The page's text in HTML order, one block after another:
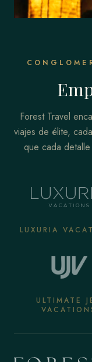
Forest Travel
viajes de élite,
que cada
LUXURIA
ULTIMATE